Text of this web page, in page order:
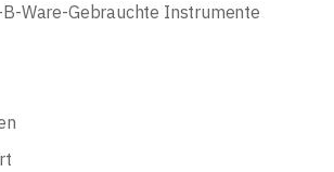
Ware-Gebrauchte Instrumente